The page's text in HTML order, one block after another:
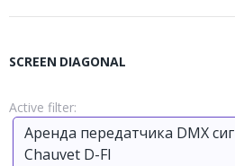
SCREEN DIAGONAL
Active filter:
Аренда передатчика DMX
Chauvet D-FI